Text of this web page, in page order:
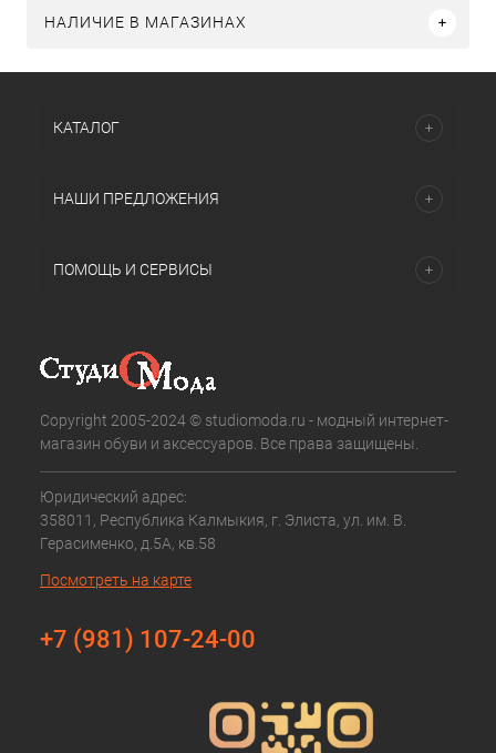
НАЛИЧИЕ В МАГАЗИНАХ
КАТАЛОГ
НАШИ ПРЕДЛОЖЕНИЯ
ПОМОЩЬ И СЕРВИСЫ
Copyright 2005-2024 © studiomoda.ru - модный интернет-
магазин обуви и аксессуаров. Все права защищены.
Юридический адрес:
358011, Республика Калмыкия, г. Элиста, ул. им. В.
Герасименко, д.5А, кв.58
Посмотреть на карте
+7 (981) 107-24-00